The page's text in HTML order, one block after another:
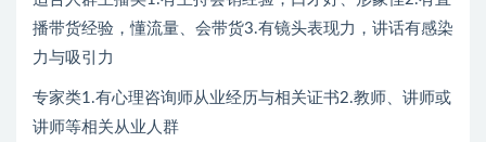
播带货经验，懂流量、会带货3.有镜头表现力，讲话有感染
力与吸引力
专家类1.有心理咨询师从业经历与相关证书2.教师、讲师或
讲师等相关从业人群